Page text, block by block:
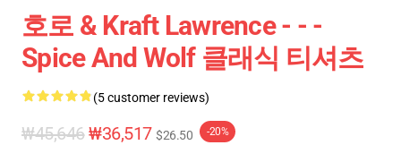
호로 & Kraft Lawrence - - -
Spice And Wolf 클래식 티셔츠
(5 customer reviews)
₩45,646₩36,517 $26.50 -20%